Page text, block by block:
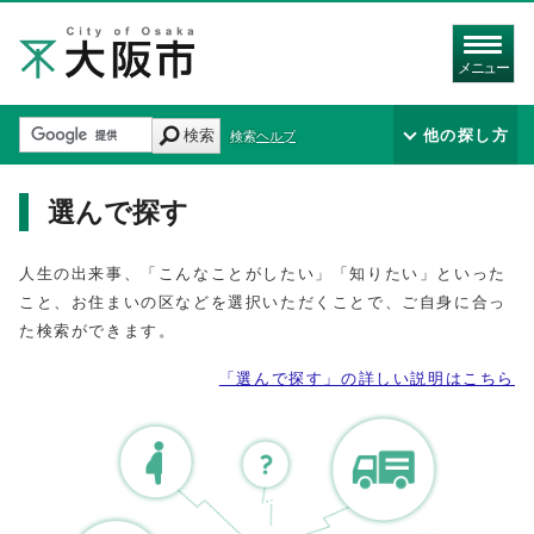
メニュー
検索 検索ヘルプ 他の探し方
選んで探す
人生の出来事、「こんなことがしたい」「知りたい」といった
こと、お住まいの区などを選択いただくことで、ご自身に合っ
た検索ができます。
「選んで探す」の詳しい説明はこちら